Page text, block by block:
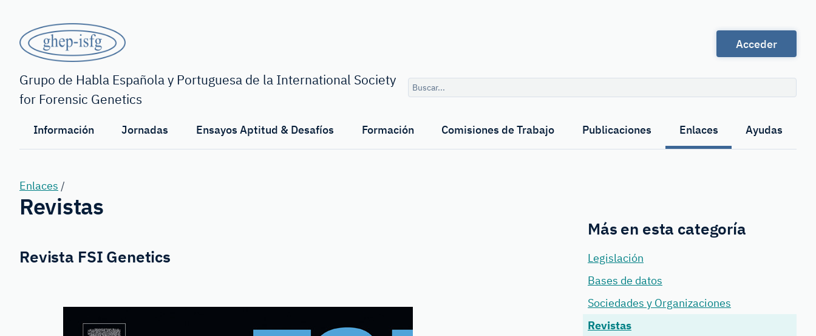
contenido
principalGHEP
-
ISFG
Grupo de Habla Española y Portuguesa de la International Society
for Forensic Genetics
Acceder
Consulta
de
Información
Jornadas Ensayos Aptitud & Desafíos Formación Comisiones de Trabajo Publicaciones Enlaces Ayudas
Enlaces /
Revistas
Revista FSI Genetics
Más en esta categoría
Legislación
Bases de datos
Sociedades y Organizaciones
Revistas